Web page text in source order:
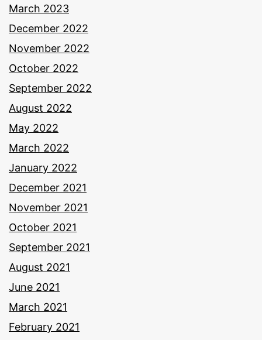
March 2023
December 2022
November 2022
October 2022
September 2022
August 2022
May 2022
March 2022
January 2022
December 2021
November 2021
October 2021
September 2021
August 2021
June 2021
March 2021
February 2021